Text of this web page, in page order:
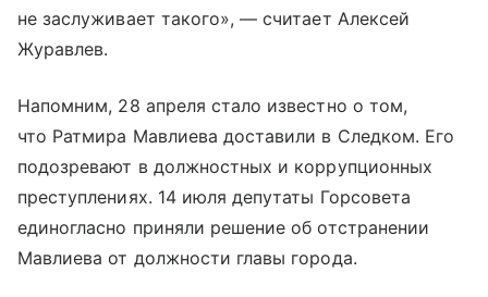
не заслуживает такого», — считает Алексей
Журавлев.
Напомним, 28 апреля стало известно о том,
что Ратмира Мавлиева доставили в Следком. Его
подозревают в должностных и коррупционных
преступлениях. 14 июля депутаты Горсовета
единогласно приняли решение об отстранении
Мавлиева от должности главы города.